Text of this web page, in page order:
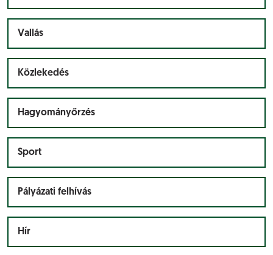
Vallás
Közlekedés
Hagyományőrzés
Sport
Pályázati felhívás
Hír